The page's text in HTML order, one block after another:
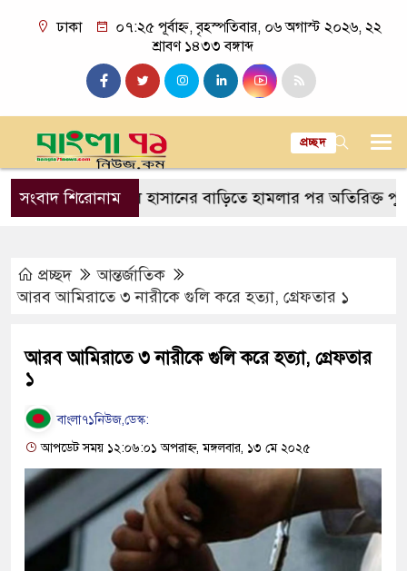
ঢাকা
০৭:২৫ পূর্বাহ্ন, বৃহস্পতিবার, ০৬ অগাস্ট ২০২৬, ২২
শ্রাবণ ১৪৩৩ বঙ্গাব্দ
প্রচ্ছদ
সংবাদ শিরোনাম
সাকিব আল হাসানের বাড়িতে হামলার পর অতিরিক্ত পুলিশ
প্রচ্ছদ
আন্তর্জাতিক
আরব আমিরাতে ৩ নারীকে গুলি করে হত্যা, গ্রেফতার ১
আরব আমিরাতে ৩ নারীকে গুলি করে হত্যা, গ্রেফতার
১
বাংলা৭১নিউজ,ডেস্ক:
আপডেট সময় ১২:০৬:০১ অপরাহ্ন, মঙ্গলবার, ১৩ মে ২০২৫